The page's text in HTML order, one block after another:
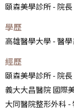
頤森美學診所 - 院長
學歷
高雄醫學大學 - 醫學
經歷
頤森美學診所 - 院長
義大大昌醫院 國際
大同醫院整形外科 -